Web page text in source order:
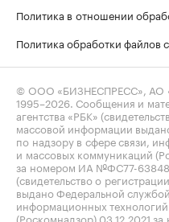
Политика в отношении
Политика обработки файлов
© ООО «БИЗНЕСПРЕСС», АО
1995–2026 . Сообщения и
агентства «РБК»
массовой информации
по надзору в сфере связи,
и массовых коммуникаций
за номером ИА №ФС77-
(свидетельство о
выдано Федеральной
информационных
(Роскомнадзор) 03.12.2021